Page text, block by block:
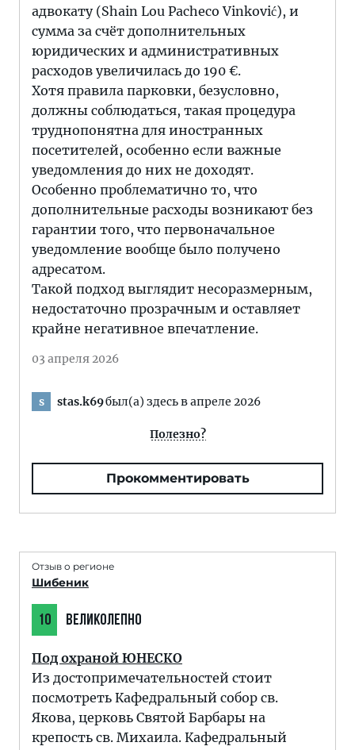
адвокату (Shain Lou Pacheco Vinković), и
сумма за счёт дополнительных
юридических и административных
расходов увеличилась до 190 €.
Хотя правила парковки, безусловно,
должны соблюдаться, такая процедура
труднопонятна для иностранных
посетителей, особенно если важные
уведомления до них не доходят.
Особенно проблематично то, что
дополнительные расходы возникают без
гарантии того, что первоначальное
уведомление вообще было получено
адресатом.
Такой подход выглядит несоразмерным,
недостаточно прозрачным и оставляет
крайне негативное впечатление.
03 апреля 2026
s stas.k69был(а) здесь в апреле 2026
Полезно?
Прокомментировать
Отзыв о регионе
Шибеник
10 ВЕЛИКОЛЕПНО
Под охраной ЮНЕСКО
Из достопримечательностей стоит
посмотреть Кафедральный собор св.
Якова, церковь Святой Барбары на
крепость св. Михаила. Кафедральный